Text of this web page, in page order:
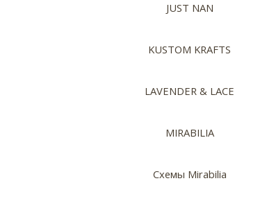
JUST NAN
KUSTOM KRAFTS
LAVENDER & LACE
MIRABILIA
Схемы Mirabilia